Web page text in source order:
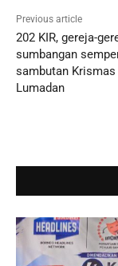
Previous article
202 KIR, gereja-
sumbangan
sambutan Krismas
Lumadan